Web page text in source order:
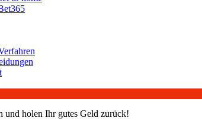
und holen Ihr gutes Geld zurück!